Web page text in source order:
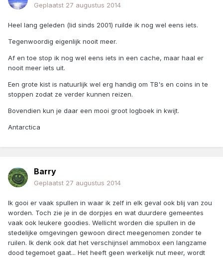
Geplaatst 27 augustus 2014
Heel lang geleden (lid sinds 2001) ruilde ik nog wel eens iets.
Tegenwoordig eigenlijk nooit meer.
Af en toe stop ik nog wel eens iets in een cache, maar haal er
nooit meer iets uit.
Een grote kist is natuurlijk wel erg handig om TB's en coins in te
stoppen zodat ze verder kunnen reizen.
Bovendien kun je daar een mooi groot logboek in kwijt.
Antarctica
Barry
Geplaatst 27 augustus 2014
Ik gooi er vaak spullen in waar ik zelf in elk geval ook blij van zou
worden. Toch zie je in de dorpjes en wat duurdere gemeentes
vaak ook leukere goodies. Wellicht worden die spullen in de
stedelijke omgevingen gewoon direct meegenomen zonder te
ruilen. Ik denk ook dat het verschijnsel ammobox een langzame
dood tegemoet gaat... Het heeft geen werkelijk nut meer, wordt